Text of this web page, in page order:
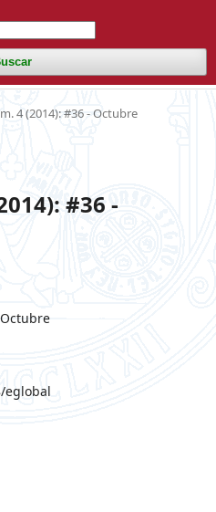
4 (2014): #36 - Octubre
#36 -
eglobal